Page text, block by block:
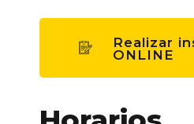
Realizar
ONLINE